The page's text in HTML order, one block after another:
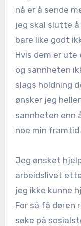
nå er å sende
jeg skal slutte
bare like godt
Hvis dem er
og sannheten
slags holdning
ønsker jeg
sannheten enn
noe min framtid
Jeg ønsket
arbeidslivet
jeg ikke kunne
For så få
søke på